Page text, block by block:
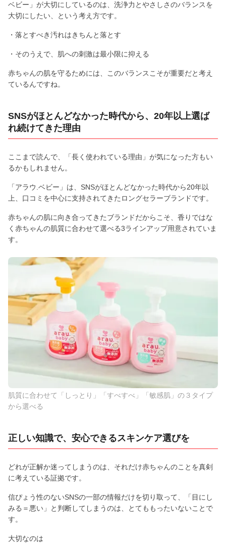
ベビー」が大切にしているのは、洗浄力とやさしさのバランスを
大切にしたい、という考え方です。
・落とすべき汚れはきちんと落とす
・そのうえで、肌への刺激は最小限に抑える
赤ちゃんの肌を守るためには、このバランスこそが重要だと考え
ているんですね。
SNSがほとんどなかった時代から、20年以上選ば
れ続けてきた理由
ここまで読んで、「長く使われている理由」が気になった方もい
るかもしれません。
「アラウ.ベビー」は、SNSがほとんどなかった時代から20年以
上、口コミを中心に支持されてきたロングセラーブランドです。
赤ちゃんの肌に向き合ってきたブランドだからこそ、香りではな
く赤ちゃんの肌質に合わせて選べる3ラインアップ用意されていま
す。
肌質に合わせて「しっとり」「すべすべ」「敏感肌」の３タイプ
から選べる
正しい知識で、安心できるスキンケア選びを
どれが正解か迷ってしまうのは、それだけ赤ちゃんのことを真剣
に考えている証拠です。
信ぴょう性のないSNSの一部の情報だけを切り取って、「目にし
みる＝悪い」と判断してしまうのは、とてももったいないことで
す。
大切なのは